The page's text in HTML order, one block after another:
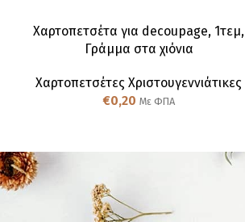
Χαρτοπετσέτα για decoupage, 1τεμ,
Γράμμα στα χιόνια
Χαρτοπετσέτες Χριστουγεννιάτικες
€0,20 Με ΦΠΑ